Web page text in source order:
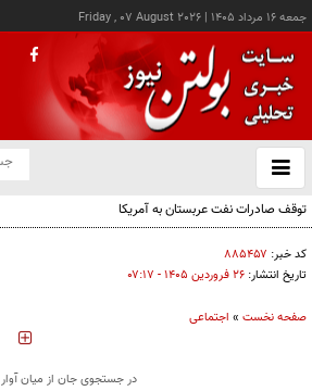
جمعه ۱۶ مرداد ۱۴۰۵ |
Friday , 07 August 2026
باز
و
توقف صادرات نفت عربستان به آمریکا
کد خبر: ۸۸۵۴۵۷
تاریخ انتشار: ۲۶ فروردين ۱۴۰۵ - ۰۷:۱۷
صفحه نخست » اجتماعی
در جستجوی جان از میان آوار